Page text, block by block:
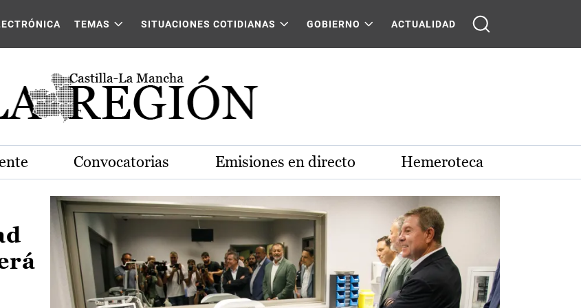
La Mancha
TEMAS SITUACIONES COTIDIANAS GOBIERNO ACTUALIDAD
Convocatorias Emisiones en directo Hemeroteca